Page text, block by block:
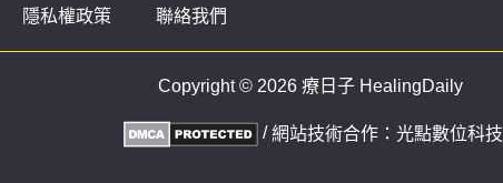
隱私權政策 聯絡我們
Copyright © 2026 療日子 HealingDaily
/網站技術合作： 光點數位科技